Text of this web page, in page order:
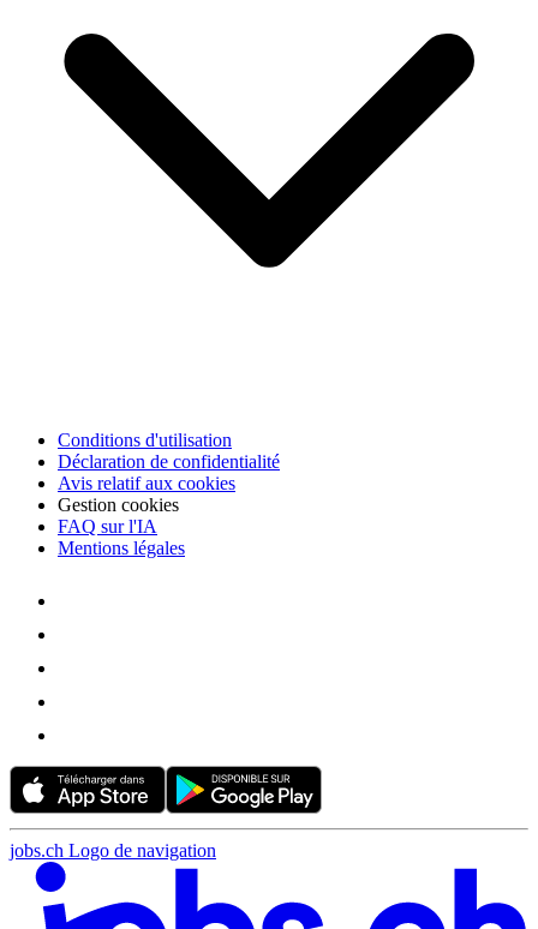
Conditions d'utilisation
Déclaration de confidentialité
Avis relatif aux cookies
Gestion cookies
FAQ sur l'IA
Mentions légales
jobs.ch Logo de navigation